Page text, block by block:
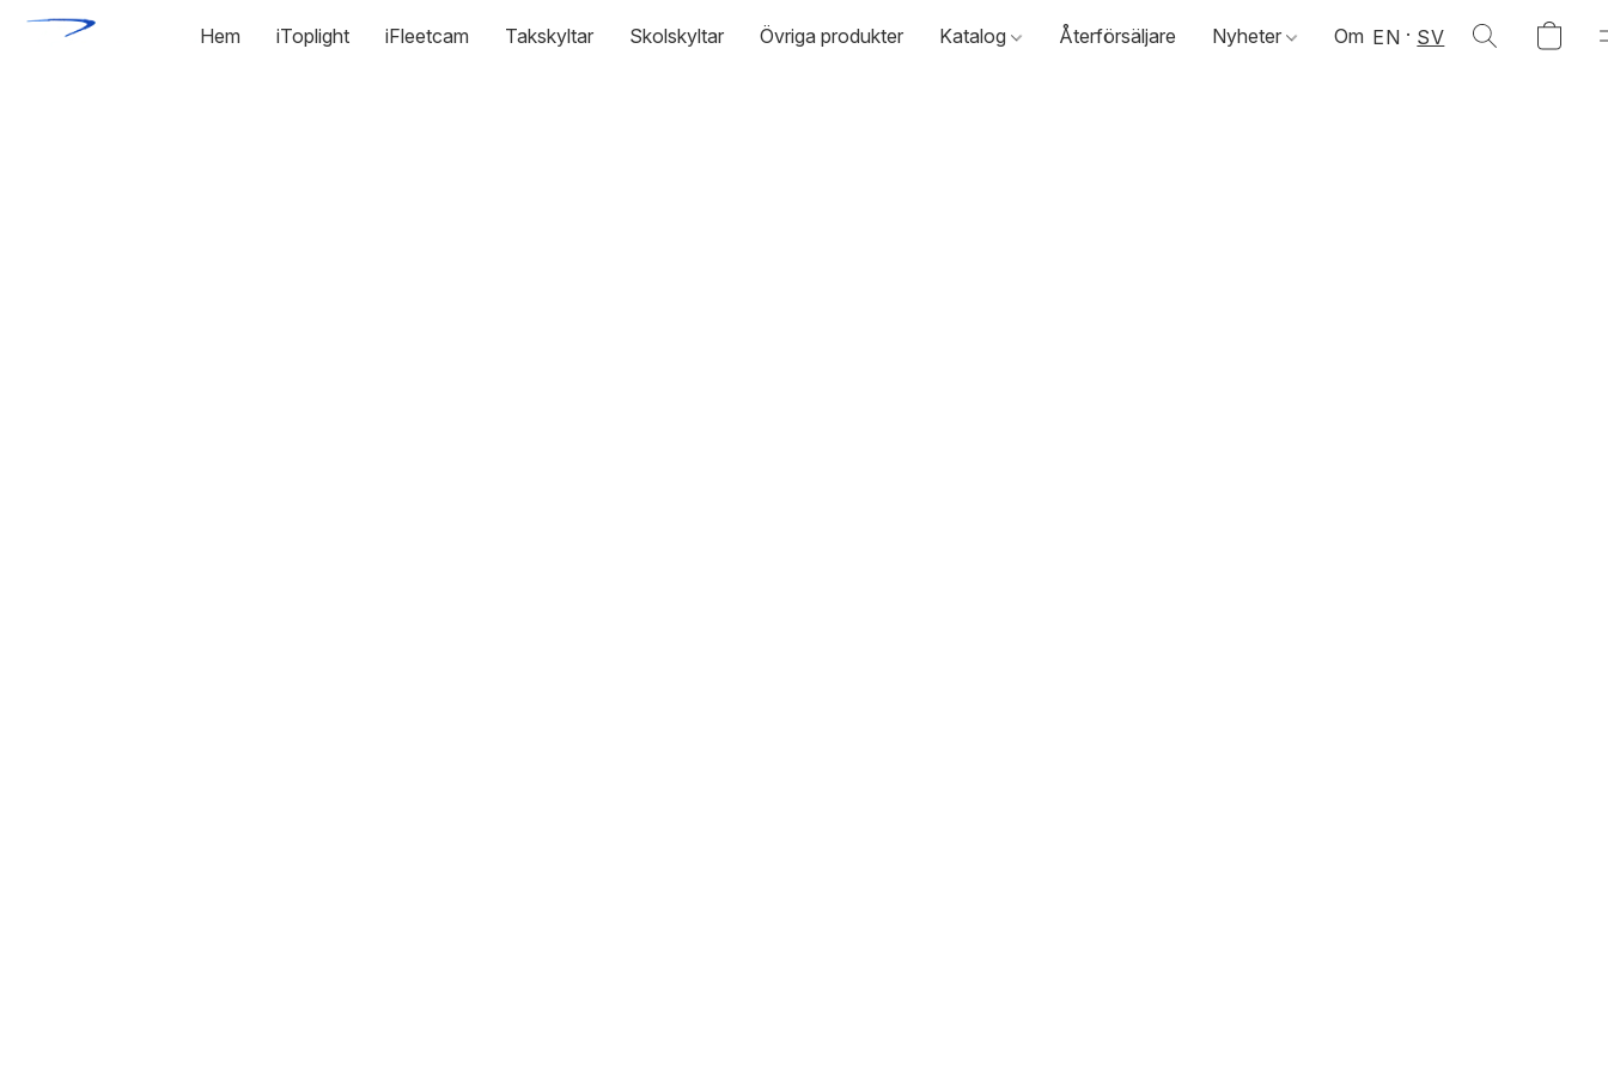
Hem iToplight iFleetcam Takskyltar Skolskyltar Övriga produkter Katalog Återförsäljare Nyheter Om EN SV